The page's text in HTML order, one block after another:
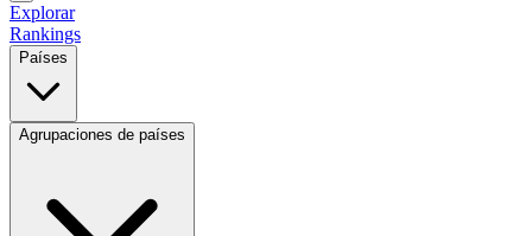
Explorar
Rankings
Países
Agrupaciones de países